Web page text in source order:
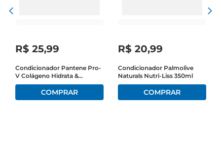
R$ 25,99
Condicionador Pantene Pro-
V Colágeno Hidrata &
Resgata Bisnaga 250ml
R$ 20,99
Condicionador Palmolive
Naturals Nutri-Liss 350ml